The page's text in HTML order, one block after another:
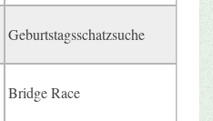
Geburtstagsschatzsuche
Bridge Race